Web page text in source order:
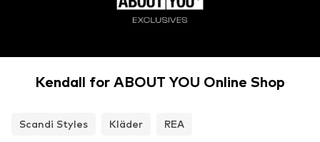
Kendall for ABOUT YOU Online Shop
Scandi Styles Kläder REA